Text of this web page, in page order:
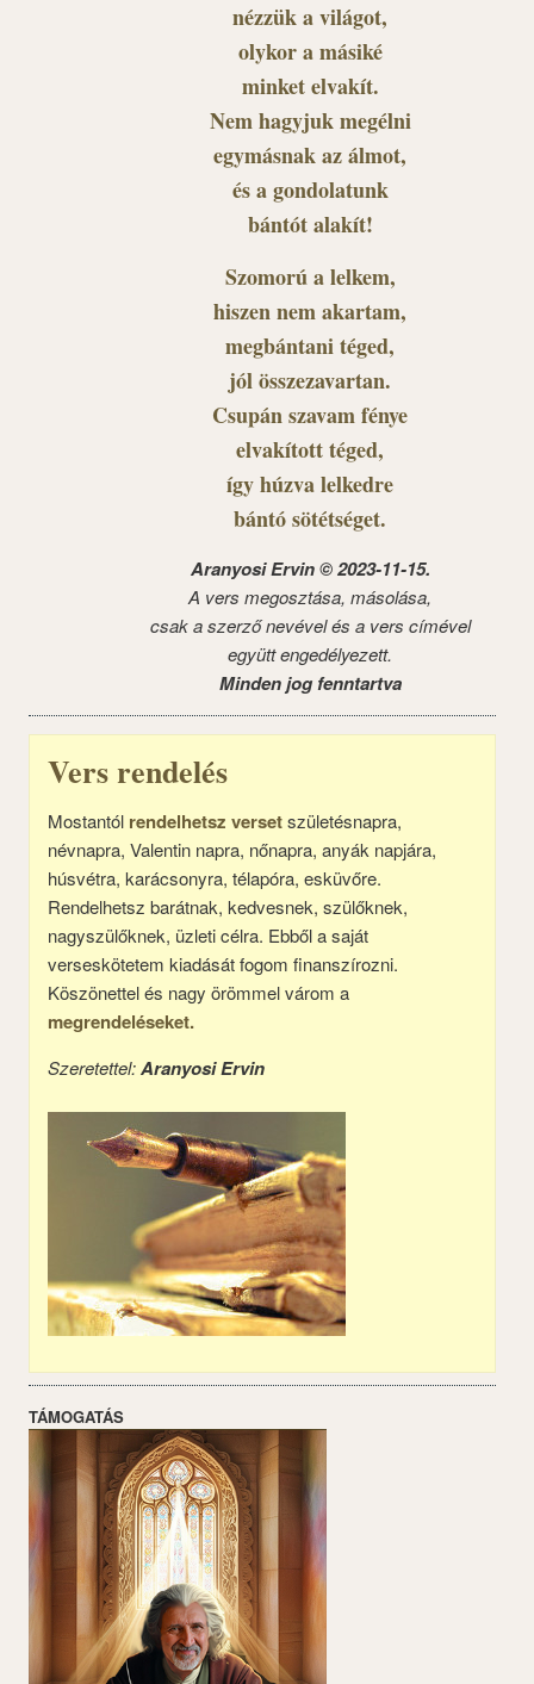
nézzük a világot,
olykor a másiké
minket elvakít.
Nem hagyjuk megélni
egymásnak az álmot,
és a gondolatunk
bántót alakít!
Szomorú a lelkem,
hiszen nem akartam,
megbántani téged,
jól összezavartan.
Csupán szavam fénye
elvakított téged,
így húzva lelkedre
bántó sötétséget.
Aranyosi Ervin © 2023-11-15.
A vers megosztása, másolása,
csak a szerző nevével és a vers címével
együtt engedélyezett.
Minden jog fenntartva
Vers rendelés
Mostantól rendelhetsz versetszületésnapra,
névnapra, Valentin napra, nőnapra, anyák napjára,
húsvétra, karácsonyra, télapóra, esküvőre.
Rendelhetsz barátnak, kedvesnek, szülőknek,
nagyszülőknek, üzleti célra. Ebből a saját
verseskötetem kiadását fogom finanszírozni.
Köszönettel és nagy örömmel várom a
megrendeléseket.
Szeretettel:Aranyosi Ervin
TÁMOGATÁS